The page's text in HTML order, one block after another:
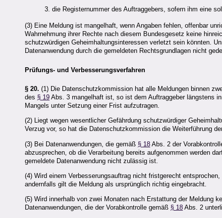
3. die Registernummer des Auftraggebers, sofern ihm eine
(3) Eine Meldung ist mangelhaft, wenn Angaben fehlen, offenbar
Wahrnehmung ihrer Rechte nach diesem Bundesgesetz keine
schutzwürdigen Geheimhaltungsinteressen verletzt sein könnten.
Datenanwendung durch die gemeldeten Rechtsgrundlagen nicht
Prüfungs- und Verbesserungsverfahren
§ 20. (1) Die Datenschutzkommission hat alle Meldungen binnen
des § 19 Abs. 3 mangelhaft ist, so ist dem Auftraggeber längstens
Mangels unter Setzung einer Frist aufzutragen.
(2) Liegt wegen wesentlicher Gefährdung schutzwürdiger
Verzug vor, so hat die Datenschutzkommission die Weiterführung
(3) Bei Datenanwendungen, die gemäß § 18 Abs. 2 der
abzusprechen, ob die Verarbeitung bereits aufgenommen werden
gemeldete Datenanwendung nicht zulässig ist.
(4) Wird einem Verbesserungsauftrag nicht fristgerecht
andernfalls gilt die Meldung als ursprünglich richtig eingebracht.
(5) Wird innerhalb von zwei Monaten nach Erstattung der Meldung
Datenanwendungen, die der Vorabkontrolle gemäß § 18 Abs. 2